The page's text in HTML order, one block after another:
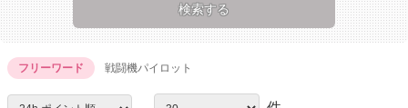
フリーワード 戦闘機パイロット